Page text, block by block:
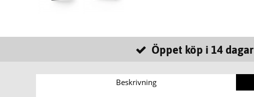
Öppet köp i 14 dagar
Beskrivning